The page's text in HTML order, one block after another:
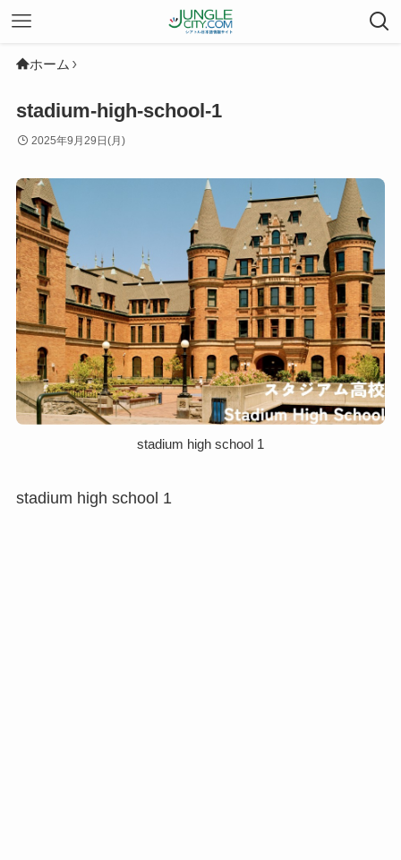
ホーム
stadium-high-school-1
2025年9月29日(月)
stadium high school 1
stadium high school 1